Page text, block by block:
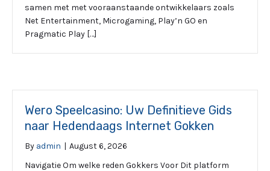
samen met met vooraanstaande ontwikkelaars zoals
Net Entertainment, Microgaming, Play’n GO en
Pragmatic Play […]
Wero Speelcasino: Uw Definitieve Gids
naar Hedendaags Internet Gokken
By admin | August 6, 2026
Navigatie Om welke reden Gokkers Voor Dit platform